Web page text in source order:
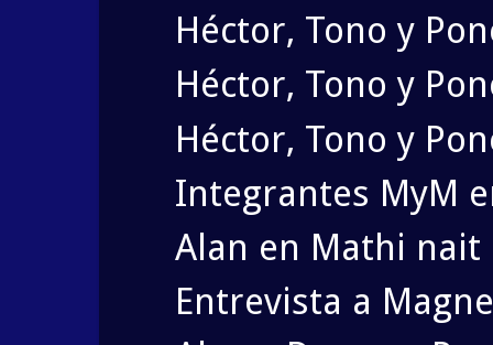
Héctor, Tono y
Héctor, Tono y
Héctor, Tono y
Integrantes MyM
Alan en Mathi nait
Entrevista a